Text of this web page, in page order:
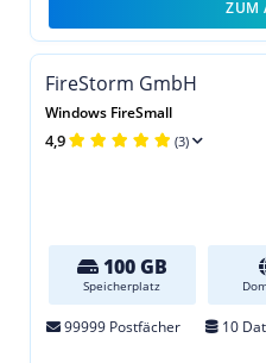
ZUM
FireStorm GmbH
Windows FireSmall
4,9 (3)
100 GB
Speicherplatz
99999 Postfächer 10